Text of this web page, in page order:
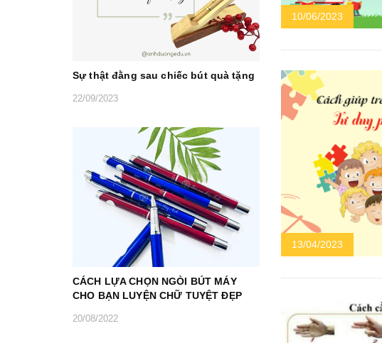
10/06/2023
13/04/2023
Sự thật đằng sau chiếc bút quà tặng
22/09/2023
CÁCH LỰA CHỌN NGÒI BÚT MÁY
CHO BẠN LUYỆN CHỮ TUYỆT ĐẸP
20/08/2022